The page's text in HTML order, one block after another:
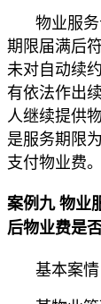
物业服
期限届满后
未对自动续
有依法作出
人继续提供
是服务期限
支付物业费。
案例九 物业
后物业费是
基本案情